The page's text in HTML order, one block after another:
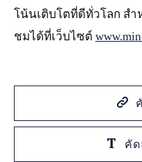
โน้นเติบโตที่ดีทั่วโลก สำ
ชมได้ที่เว็บไซต์
คั